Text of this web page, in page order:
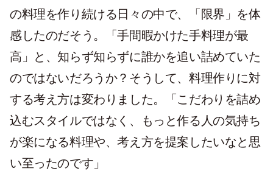
の料理を作り続ける日々の中で、「限界」を体
感したのだそう。「手間暇かけた手料理が最
高」と、知らず知らずに誰かを追い詰めていた
のではないだろうか？そうして、料理作りに対
する考え方は変わりました。「こだわりを詰め
込むスタイルではなく、もっと作る人の気持ち
が楽になる料理や、考え方を提案したいなと思
い至ったのです」